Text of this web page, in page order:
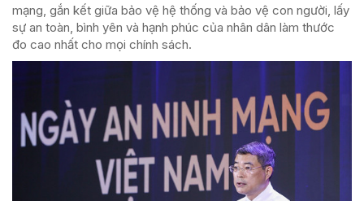
mạng, gắn kết giữa bảo vệ hệ thống và bảo vệ con người, lấy
sự an toàn, bình yên và hạnh phúc của nhân dân làm thước
đo cao nhất cho mọi chính sách.